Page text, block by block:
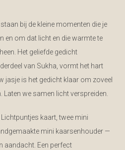
bij de kleine momenten die je
en om dat licht en die warmte te
Het geliefde gedicht
van Sukha, vormt het hart
jasje is het gedicht klaar om zoveel
Laten we samen licht verspreiden.
kaart, twee mini
mini kaarsenhouder —
aandacht. Een perfect